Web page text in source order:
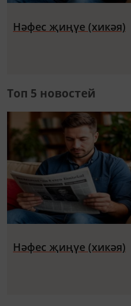
Нәфес җиңүе (хикәя)
Топ 5 новостей
Нәфес җиңүе (хикәя)